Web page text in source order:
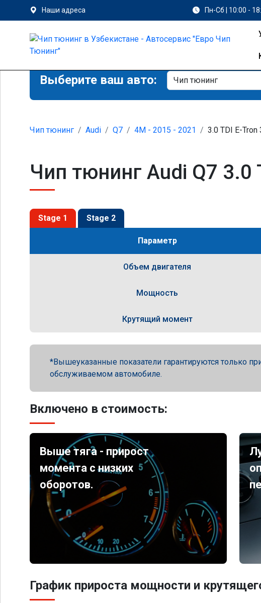
Наши адреса Пн-Сб | 10:00 -
Выберите ваш авто:
Чип тюнинг Audi Q7 4M - 2015 - 2021 3.0 TDI E-Tron
Чип тюнинг Audi Q7 3.0
Stage 1 Stage 2
Параметр
Объем двигателя
Мощность
Крутящий момент
Вышеуказанные показатели гарантируются только
обслуживаемом автомобиле.
Включено в стоимость:
Выше тяга - прирост
момента с низких
оборотов.
График прироста мощности и